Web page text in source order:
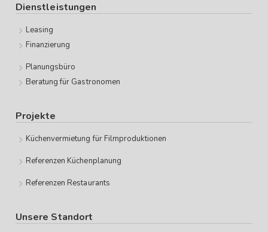
Dienstleistungen
Leasing
Finanzierung
Planungsbüro
Beratung für Gastronomen
Projekte
Küchenvermietung für Filmproduktionen
Referenzen Küchenplanung
Referenzen Restaurants
Unsere Standort